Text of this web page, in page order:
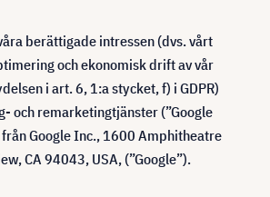
berättigade intressen (dvs. vårt
och ekonomisk drift av vår
i art. 6, 1:a stycket, f) i GDPR)
och remarketingtjänster (”Google
Google Inc., 1600 Amphitheatre
CA 94043, USA, (”Google”).